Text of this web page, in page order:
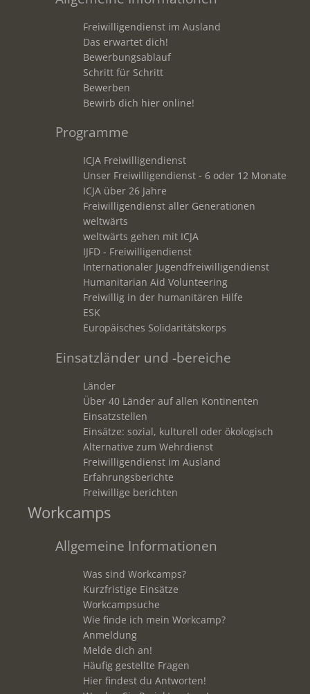
Freiwilligendienst im Ausland
Das erwartet dich!
Bewerbungsablauf
Schritt für Schritt
Bewerben
Bewirb dich hier online!
Programme
ICJA Freiwilligendienst
Unser Freiwilligendienst - 6 oder 12 Monate
ICJA über 26 Jahre
Freiwilligendienst aller Generationen
weltwärts
weltwärts gehen mit ICJA
IJFD - Freiwilligendienst
Internationaler Jugendfreiwilligendienst
Humanitarian Aid Volunteering
Freiwillig in der humanitären Hilfe
ESK
Europäisches Solidaritätskorps
Einsatzländer und -bereiche
Länder
Über 40 Länder auf allen Kontinenten
Einsatzstellen
Einsätze: sozial, kulturell oder ökologisch
Alternative zum Wehrdienst
Freiwilligendienst im Ausland
Erfahrungsberichte
Freiwillige berichten
Workcamps
Allgemeine Informationen
Was sind Workcamps?
Kurzfristige Einsätze
Workcampsuche
Wie finde ich mein Workcamp?
Anmeldung
Melde dich an!
Häufig gestellte Fragen
Hier findest du Antworten!